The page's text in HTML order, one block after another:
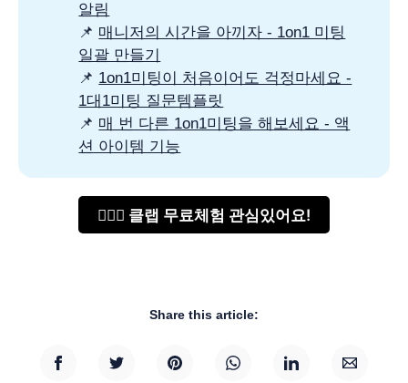
알림
📌 매니저의 시간을 아끼자 - 1on1 미팅
일괄 만들기
📌 1on1미팅이 처음이어도 걱정마세요 -
1대1미팅 질문템플릿
📌 매 번 다른 1on1미팅을 해보세요 - 액
션 아이템 기능
🙋🏻‍♂️ 클랩 무료체험 관심있어요!
Share this article: